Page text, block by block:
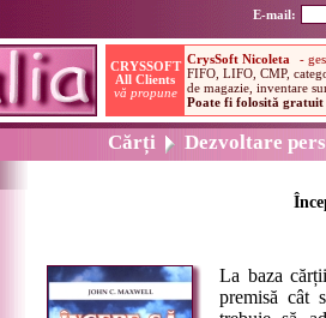
E-mail:
Cărți Dezvoltare
La baza
premisă cât